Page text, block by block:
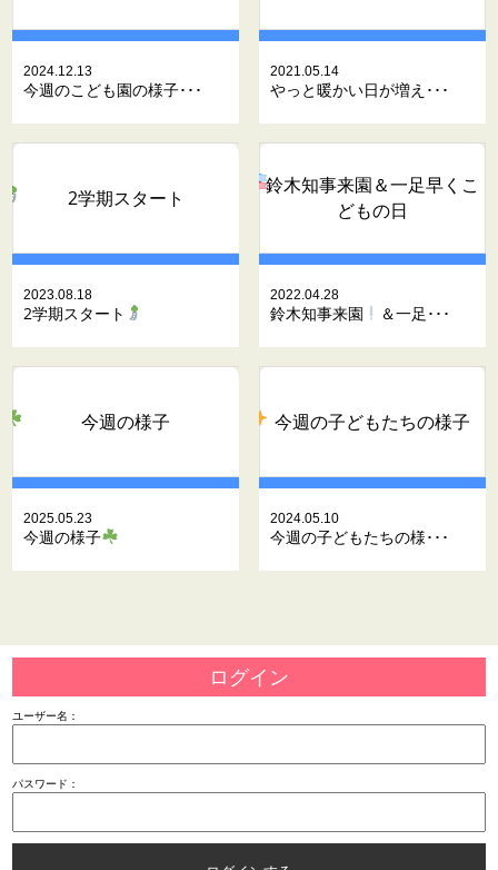
2024.12.13
今週のこども園の様子･･･
2021.05.14
やっと暖かい日が増え･･･
2学期スタート
2023.08.18
2学期スタート
鈴木知事来園＆一足早くこ
どもの日
2022.04.28
鈴木知事来園 ＆一足･･･
今週の様子
2025.05.23
今週の様子
今週の子どもたちの様子
2024.05.10
今週の子どもたちの様･･･
ログイン
ユーザー名：
パスワード：